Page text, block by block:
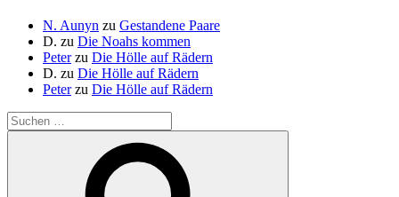
N. Aunyn zu Gestandene Paare
D. zu Die Noahs kommen
Peterzu Die Hölle auf Rädern
D. zu Die Hölle auf Rädern
Peterzu Die Hölle auf Rädern
Suche
nach: